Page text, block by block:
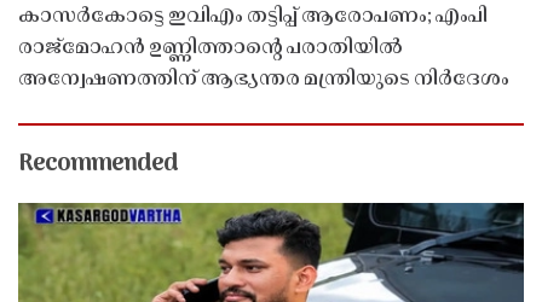
കാസർകോട്ടെ ഇവിഎം തട്ടിപ്പ് ആരോപണം; എംപി
രാജ്‌മോഹൻ ഉണ്ണിത്താന്റെ പരാതിയിൽ
അന്വേഷണത്തിന് ആഭ്യന്തര മന്ത്രിയുടെ നിർദേശം
Recommended